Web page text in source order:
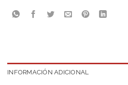
INFORMACIÓN ADICIONAL